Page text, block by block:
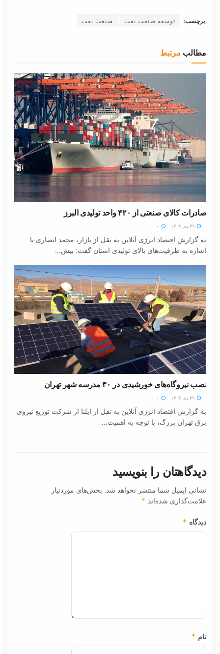
برچسب: توسعه صنعت نفت صنعت نفت
مطالب مرتبط
صادرات کالای صنعتی از ۴۲۰ واحد تولیدی البرز
به گزارش اقتصاد انرژی آنلاین به نقل از بازار، محمد انصاری با
اشاره به ظرفیت‌های بالای تولیدی استان گفت: بیش...
نصب نیروگاه‌های خورشیدی در ۳۰ مدرسه شهر تهران
به گزارش اقتصاد انرژی آنلاین به نقل از ایلنا از شرکت توزیع نیروی
برق تهران بزرگ، با توجه به اهمیت...
دیدگاهتان را بنویسید
نشانی ایمیل شما منتشر نخواهد شد. بخش‌های موردنیاز
علامت‌گذاری شده‌اند *
دیدگاه *
نام *